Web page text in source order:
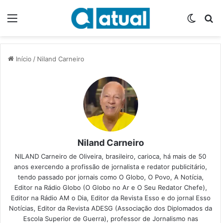
Início / Niland Carneiro
Niland Carneiro
NILAND Carneiro de Oliveira, brasileiro, carioca, há mais de 50
anos exercendo a profissão de jornalista e redator publicitário,
tendo passado por jornais como O Globo, O Povo, A Notícia,
Editor na Rádio Globo (O Globo no Ar e O Seu Redator Chefe),
Editor na Rádio AM o Dia, Editor da Revista Esso e do jornal Esso
Notícias, Editor da Revista ADESG (Associação dos Diplomados da
Escola Superior de Guerra), professor de Jornalismo nas